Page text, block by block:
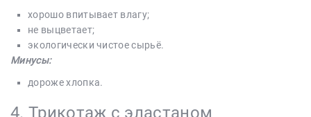
хорошо впитывает влагу;
не выцветает;
экологически чистое сырьё.
Минусы:
дороже хлопка.
4. Трикотаж с эластаном